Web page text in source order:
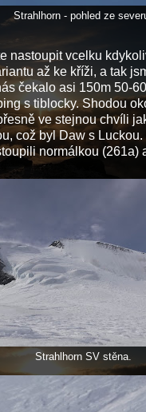
Strahlhorn - pohled ze
nastoupit vcelku
až ke kříži, a tak
čekalo asi 150m 50-
s tiblocky. Shodou
ve stejnou chvíli
což byl Daw s
normálkou (261a)
Strahlhorn SV stěna.